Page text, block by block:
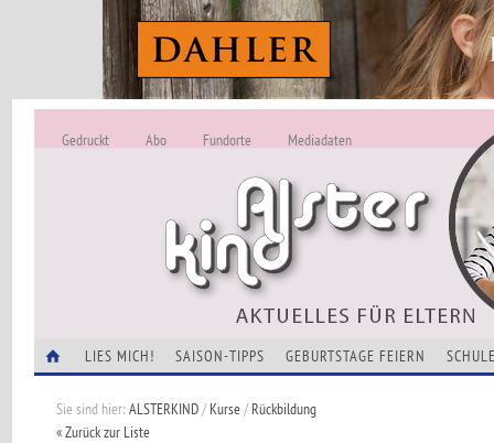
ALSTERKIND -
Alles Neu
Gedruckt Abo Fundorte Mediadaten
LIES MICH! SAISON-TIPPS GEBURTSTAGE FEIERN
Sie sind hier:ALSTERKIND/Kurse/Rückbildung
« Zurück zur Liste